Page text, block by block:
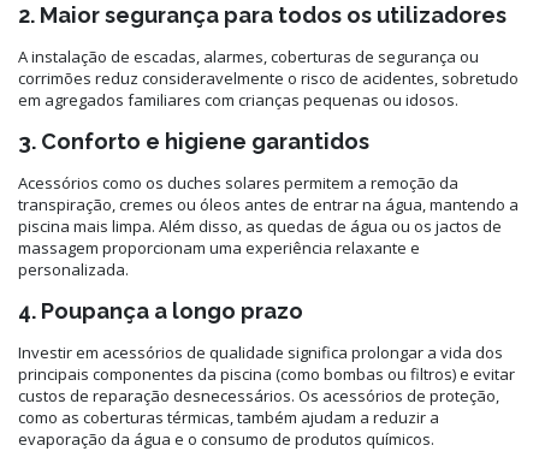
2. Maior segurança para todos os utilizadores
A instalação de escadas, alarmes, coberturas de segurança ou
corrimões reduz consideravelmente o risco de acidentes, sobretudo
em agregados familiares com crianças pequenas ou idosos.
3. Conforto e higiene garantidos
Acessórios como os duches solares permitem a remoção da
transpiração, cremes ou óleos antes de entrar na água, mantendo a
piscina mais limpa. Além disso, as quedas de água ou os jactos de
massagem proporcionam uma experiência relaxante e
personalizada.
4. Poupança a longo prazo
Investir em acessórios de qualidade significa prolongar a vida dos
principais componentes da piscina (como bombas ou filtros) e evitar
custos de reparação desnecessários. Os acessórios de proteção,
como as coberturas térmicas, também ajudam a reduzir a
evaporação da água e o consumo de produtos químicos.